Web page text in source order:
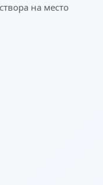
на место